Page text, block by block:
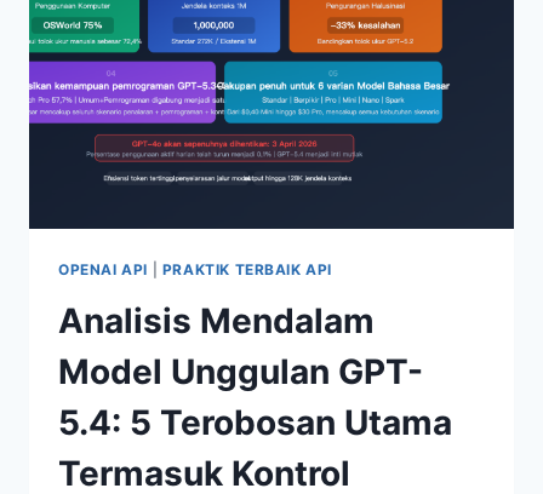
OPENAI API PRAKTIK TERBAIK API
Analisis Mendalam
Model Unggulan GPT-
5.4: 5 Terobosan Utama
Termasuk Kontrol